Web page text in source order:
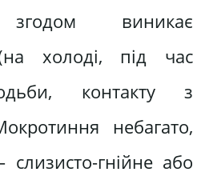
згодом виникає
холоді, під час
контакту з
небагато,
гнійне або